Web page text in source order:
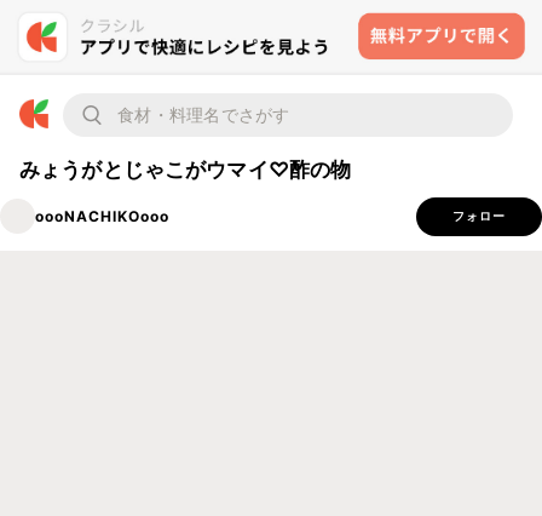
みょうがとじゃこがウマイ♡酢の物
oooNACHIKOooo フォロー